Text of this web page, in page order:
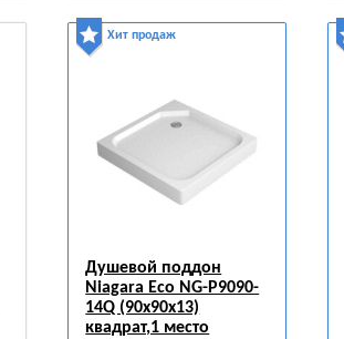
Хит продаж
Душевой поддон
Niagara Eco NG-P9090-
14Q (90х90х13)
квадрат,1 место